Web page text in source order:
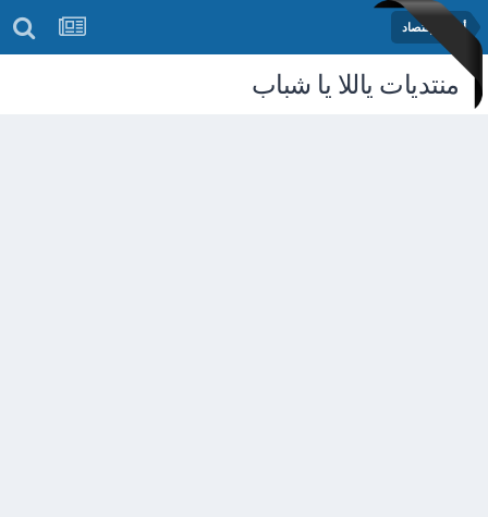
أخبار الإقتصاد
منتديات ياللا يا شباب